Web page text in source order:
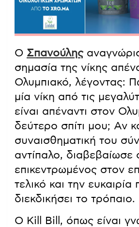
Ο Σπανούλης
σημασία της νίκης
Ολυμπιακό, λέγοντας:
μία νίκη από τις
είναι απέναντι στον
δεύτερο σπίτι μου; Αν
συναισθηματική του
αντίπαλο, διαβεβαίωσε
επικεντρωμένος στον
τελικό και την ευκαιρία
διεκδικήσει το τρόπαιο.
Ο Kill Bill, όπως είναι